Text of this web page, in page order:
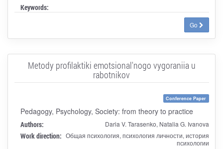
Keywords:
Go
Metody profilaktiki emotsional'nogo vygoraniia u
rabotnikov
Conference Paper
Pedagogy, Psychology, Society: from theory to practice
Authors: Daria V. Tarasenko, Natalia G. Ivanova
Work direction: Общая психология, психология личности, история
психологии